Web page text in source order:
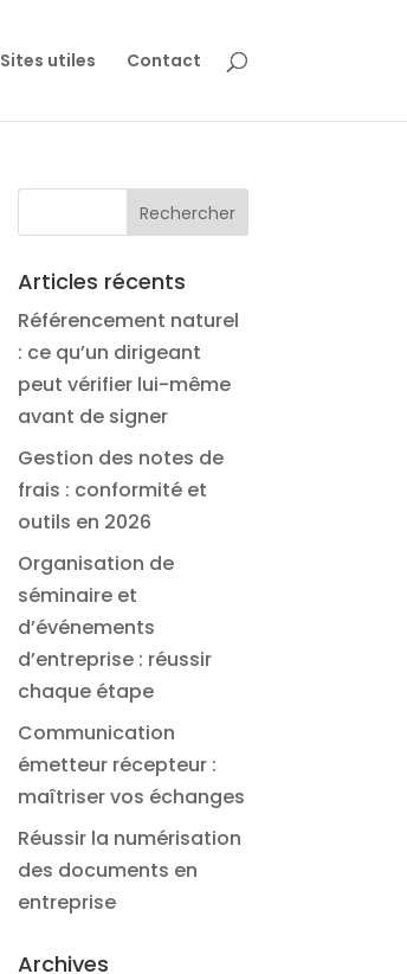
Sites utiles Contact
Articles récents
Référencement naturel
: ce qu’un dirigeant
peut vérifier lui-même
avant de signer
Gestion des notes de
frais : conformité et
outils en 2026
Organisation de
séminaire et
d’événements
d’entreprise : réussir
chaque étape
Communication
émetteur récepteur :
maîtriser vos échanges
Réussir la numérisation
des documents en
entreprise
Archives